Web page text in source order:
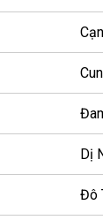
Dị
Đô